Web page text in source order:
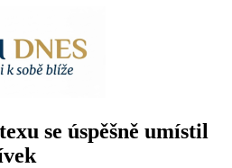
se úspěšně umístil